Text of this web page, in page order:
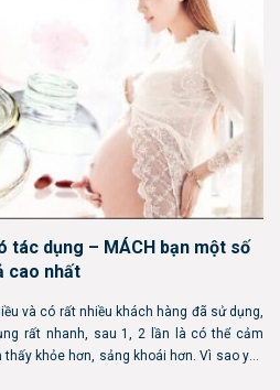
tác dụng – MÁCH bạn một số
cao nhất
và có rất nhiều khách hàng đã sử dụng,
rất nhanh, sau 1, 2 lần là có thể cảm
khỏe hơn, sảng khoái hơn. Vì sao yến